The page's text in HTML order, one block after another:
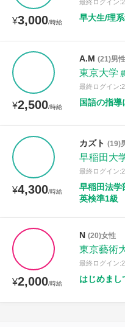
¥3,000/時給
最終ログイン
早大生/理
¥2,500/時給
A.M (21)男性
東京大学
最終ログイン
国語の指導
¥4,300/時給
カズト (19)
早稲田大
最終ログイン
早稲田法学
英検準1級
¥2,000/時給
N (20)女性
東京藝術
最終ログイン
はじめまし